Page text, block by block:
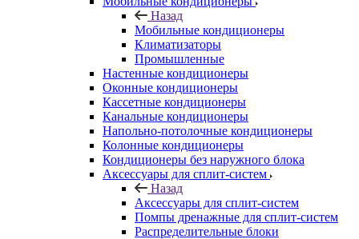
Назад
Мобильные кондиционеры
Климатизаторы
Промышленные
Настенные кондиционеры
Оконные кондиционеры
Кассетные кондиционеры
Канальные кондиционеры
Напольно-потолочные кондиционеры
Колонные кондиционеры
Кондиционеры без наружного блока
Аксессуары для сплит-систем
Назад
Аксессуары для сплит-систем
Помпы дренажные для сплит-систем
Распределительные блоки